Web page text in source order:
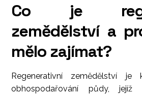
Co je
zemědělství a
mělo zajímat?
Regenerativní zemědělství je
obhospodařování půdy, jejíž